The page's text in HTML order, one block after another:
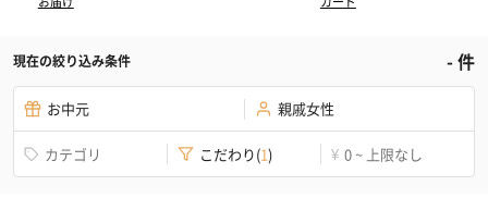
現在の絞り込み条件 -件
お中元 親戚女性
カテゴリ こだわり(1) ¥ 0 ~ 上限なし